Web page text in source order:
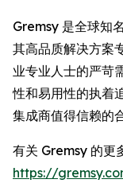
Gremsy 是全球知
其高品质解决方案
业专业人士的严苛
性和易用性的执着
集成商值得信赖的
有关 Gremsy 的更
https://